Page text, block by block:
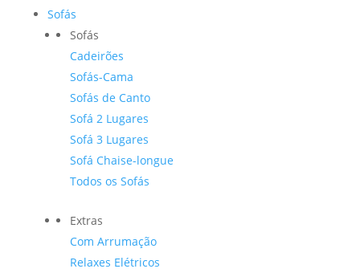
Sofás
Sofás
Cadeirões
Sofás-Cama
Sofás de Canto
Sofá 2 Lugares
Sofá 3 Lugares
Sofá Chaise-longue
Todos os Sofás
Extras
Com Arrumação
Relaxes Elétricos